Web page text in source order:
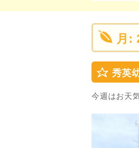
月:
秀英
今週はお天